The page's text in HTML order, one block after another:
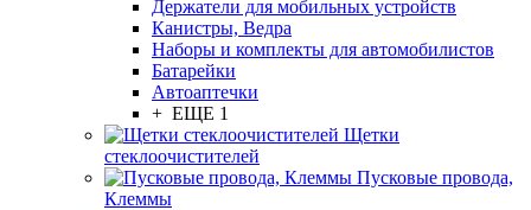
Держатели для мобильных устройств
Канистры, Ведра
Наборы и комплекты для автомобилистов
Батарейки
Автоаптечки
+ ЕЩЕ 1
Щетки
стеклоочистителей
Пусковые провода,
Клеммы